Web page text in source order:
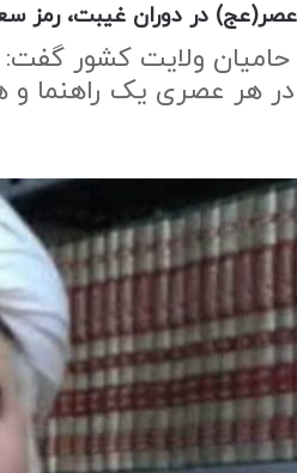
در دوران غیبت، رمز
حامیان ولایت کشور
در هر عصری یک راهنما